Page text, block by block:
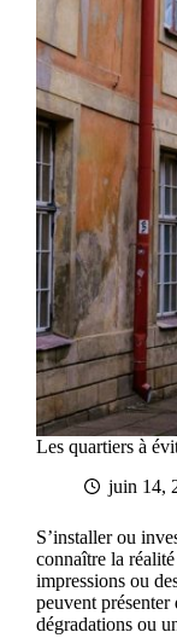
Les quartiers à
juin 14,
S’installer ou
connaître la
impressions ou
peuvent présenter
dégradations ou